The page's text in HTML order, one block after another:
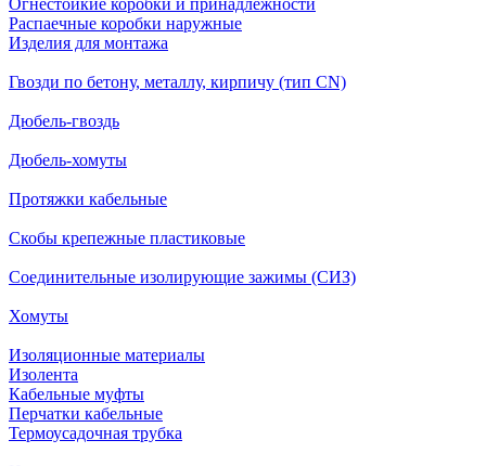
Огнестойкие коробки и принадлежности
Распаечные коробки наружные
Изделия для монтажа
Гвозди по бетону, металлу, кирпичу (тип CN)
Дюбель-гвоздь
Дюбель-хомуты
Протяжки кабельные
Скобы крепежные пластиковые
Соединительные изолирующие зажимы (СИЗ)
Хомуты
Изоляционные материалы
Изолента
Кабельные муфты
Перчатки кабельные
Термоусадочная трубка